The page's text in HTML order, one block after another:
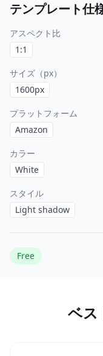
テンプレート仕
アスペクト比
1:1
サイズ（px）
1600px
プラットフォーム
Amazon
カラー
White
スタイル
Light shadow
Free
ベス